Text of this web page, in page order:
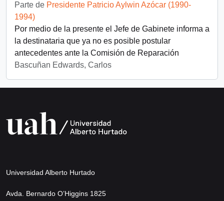
Parte de Presidente Patricio Aylwin Azócar (1990-
1994)
Por medio de la presente el Jefe de Gabinete informa a
la destinataria que ya no es posible postular
antecedentes ante la Comisión de Reparación
Bascuñan Edwards, Carlos
Universidad Alberto Hurtado
Avda. Bernardo O’Higgins 1825